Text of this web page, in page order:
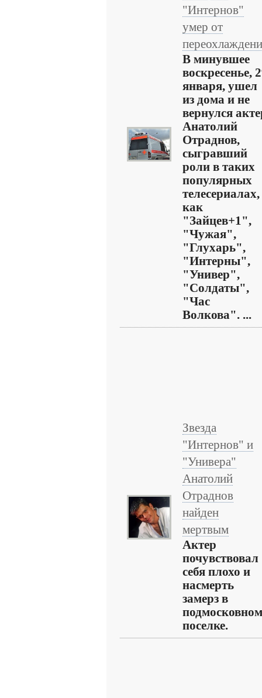
"Интернов"
умер от
В минувшее
воскресенье,
января, ушел
из дома и не
вернулся
Анатолий
Отраднов,
сыгравший
роли в таких
популярных
телесериалах,
как
"Зайцев+1",
"Чужая",
"Глухарь",
"Интерны",
"Универ",
"Солдаты",
"Час
Волкова". ...
Звезда
"Интернов" и
"Универа"
Анатолий
Отраднов
найден
мертвым
Актер
почувствовал
себя плохо и
насмерть
замерз в
подмосковном
поселке.